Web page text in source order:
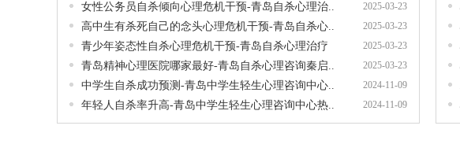
女性公务员自杀倾向心理危机干预-青岛自杀心理治.. 2025-03-23
高中生有杀死自己的念头心理危机干预-青岛自杀心.. 2025-03-23
青少年姿态性自杀心理危机干预-青岛自杀心理治疗 2025-03-23
青岛精神心理医院哪家最好-青岛自杀心理咨询秦启.. 2025-03-23
中学生自杀成功预测-青岛中学生轻生心理咨询中心.. 2024-11-09
年轻人自杀率升高-青岛中学生轻生心理咨询中心热.. 2024-11-09